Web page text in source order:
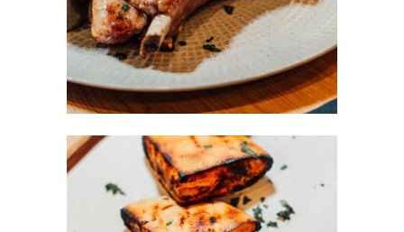
/
SKEWERS
borekas